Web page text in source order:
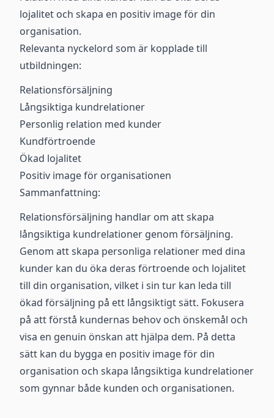
lojalitet och skapa en positiv image för din
organisation.
Relevanta nyckelord som är kopplade till
utbildningen:
Relationsförsäljning
Långsiktiga kundrelationer
Personlig relation med kunder
Kundförtroende
Ökad lojalitet
Positiv image för organisationen
Sammanfattning:
Relationsförsäljning handlar om att skapa
långsiktiga kundrelationer genom försäljning.
Genom att skapa personliga relationer med dina
kunder kan du öka deras förtroende och lojalitet
till din organisation, vilket i sin tur kan leda till
ökad försäljning på ett långsiktigt sätt. Fokusera
på att förstå kundernas behov och önskemål och
visa en genuin önskan att hjälpa dem. På detta
sätt kan du bygga en positiv image för din
organisation och skapa långsiktiga kundrelationer
som gynnar både kunden och organisationen.